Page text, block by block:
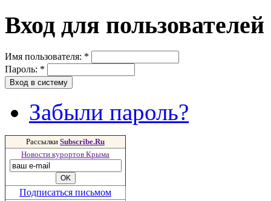
Вход для пользователей
Имя пользователя: *
Пароль: *
Забыли пароль?
Рассылки Subscribe.Ru
Новости курортов Крыма
Подписаться письмом